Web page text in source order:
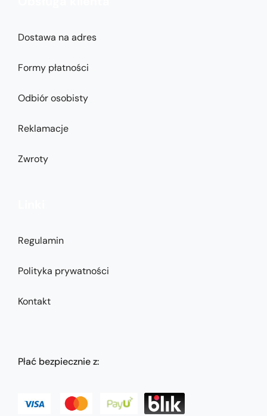
Dostawa na adres
Formy płatności
Odbiór osobisty
Reklamacje
Zwroty
Regulamin
Polityka prywatności
Kontakt
Płać bezpiecznie z: